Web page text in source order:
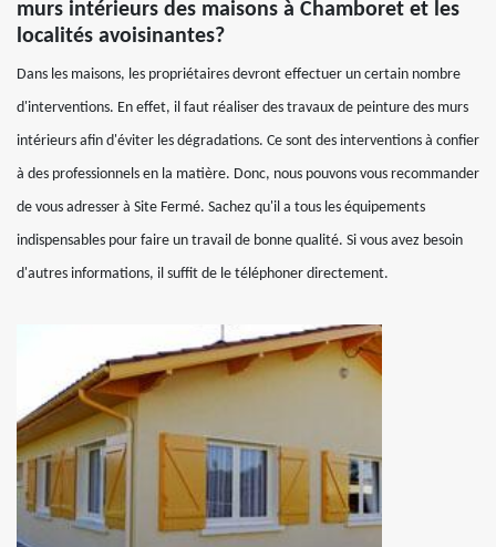
murs intérieurs des maisons à Chamboret et les
localités avoisinantes?
Dans les maisons, les propriétaires devront effectuer un certain nombre
d'interventions. En effet, il faut réaliser des travaux de peinture des murs
intérieurs afin d'éviter les dégradations. Ce sont des interventions à confier
à des professionnels en la matière. Donc, nous pouvons vous recommander
de vous adresser à Site Fermé. Sachez qu'il a tous les équipements
indispensables pour faire un travail de bonne qualité. Si vous avez besoin
d'autres informations, il suffit de le téléphoner directement.